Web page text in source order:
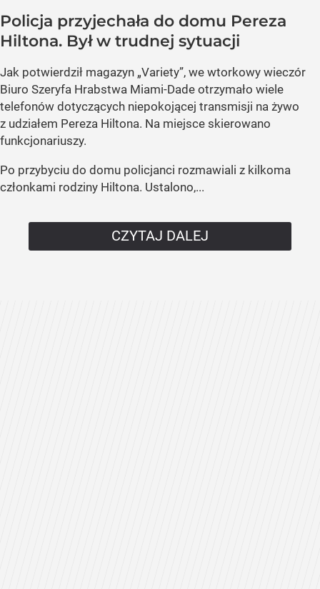
Policja przyjechała do domu Pereza
Hiltona. Był w trudnej sytuacji
Jak potwierdził magazyn „Variety”, we wtorkowy wieczór
Biuro Szeryfa Hrabstwa Miami-Dade otrzymało wiele
telefonów dotyczących niepokojącej transmisji na żywo
z udziałem Pereza Hiltona. Na miejsce skierowano
funkcjonariuszy.
Po przybyciu do domu policjanci rozmawiali z kilkoma
członkami rodziny Hiltona. Ustalono,...
CZYTAJ DALEJ